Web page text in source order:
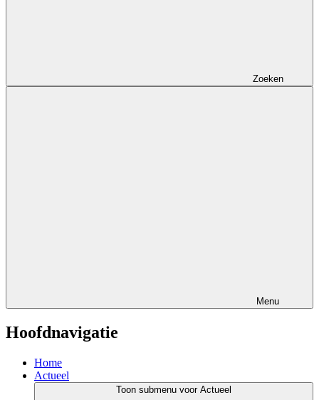
Zoeken
Menu
Hoofdnavigatie
Home
Actueel
Toon submenu voor Actueel